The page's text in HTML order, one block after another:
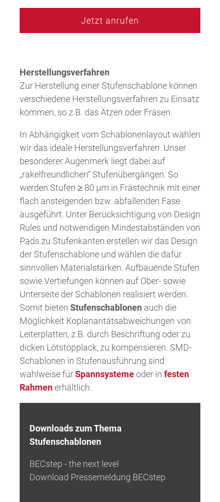
Jetzt anrufen
Herstellungsverfahren
Zur Herstellung einer Stufenschablone können
verschiedene Herstellungsverfahren zu Einsatz
kommen, so z.B. das Ätzen oder Fräsen.
In Abhängigkeit vom Schablonenlayout wählen
wir das ideale Herstellungsverfahren. Unser
besonderer Augenmerk liegt dabei auf
„rakelfreundlichen“ Stufenübergängen. So
werden Stufen ≥ 80 µm in Frästechnik mit einer
flach ansteigenden bzw. abfallenden Fase
ausgeführt. Unter Berücksichtigung von Design
Rules und notwendigen Mindestabständen von
Pads zu Stufenkanten erstellen wir das Design
der Stufenschablone und wählen die dafür
sinnvollen Materialstärken. Aufbauende Stufen
sowie Vertiefungen können auf Ober- sowie
Unterseite der Schablonen realisiert werden.
Somit bieten Stufenschablonen auch die
Möglichkeit Koplanaritätsabweichungen von
Leiterplatten, z.B. durch Beschriftung oder zu
dicken Lötstopplack, zu kompensieren. SMD-
Schablonen in Stufenausführung sind
wahlweise fürSpannsystemeoder in festen
Rahmenerhältlich.
Downloads zum Thema
Stufenschablonen
BECstep - the next level
Download Pressemeldung BECstep